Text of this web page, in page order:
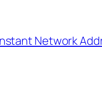
Network